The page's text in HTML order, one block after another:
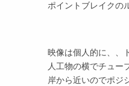
ポイントブレイクの
映像は個人的に、、
人工物の横でチュー
岸から近いのでポジ